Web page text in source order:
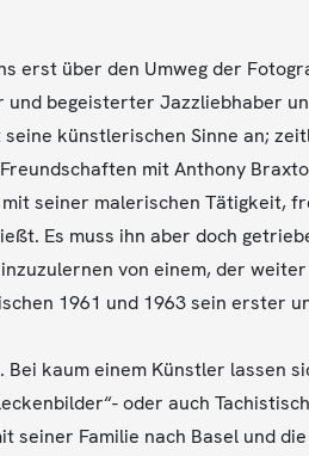
erst über den Umweg der
begeisterter Jazzliebhaber
künstlerischen Sinne an;
mit Anthony
seiner malerischen Tätigkeit,
Es muss ihn aber doch
von einem, der
1961 und 1963 sein erster
kaum einem Künstler lassen
oder auch
seiner Familie nach Basel und